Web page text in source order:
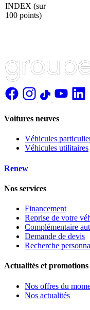
INDEX (sur
100 points)
Voitures neuves
Véhicules
Véhicules utilitaires
Renew
Nos services
Financement
Reprise de votre
Complémentaire
Demande de devis
Recherche
Actualités et promotions
Nos offres du
Nos actualités